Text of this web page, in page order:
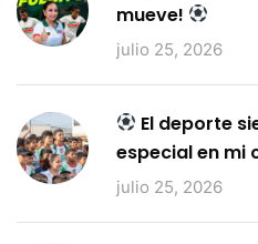
mueve!
julio 25, 2026
El deporte
especial en mi
julio 25, 2026